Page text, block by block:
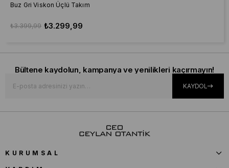
Buz Gri Viskon Üçlü Takım
₺3.299,99
₺3.399,99
Bültene kaydolun, kampanya ve yenilikleri kaçırmayın!
KAYDOL
KURUMSAL